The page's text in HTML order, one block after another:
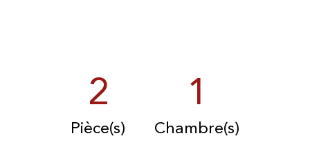
2
Pièce(s)
1
Chambre(s)